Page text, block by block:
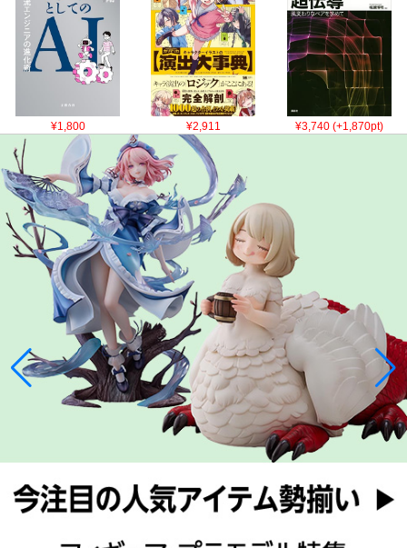
¥1,800 ¥2,911 ¥3,740 (+1,870pt)